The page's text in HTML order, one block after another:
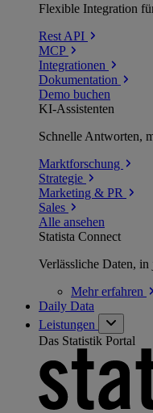
Flexible Integration
Rest API
MCP
Integrationen
Dokumentation
Demo buchen
KI-Assistenten
Schnelle Antworten,
Marktforschung
Strategie
Marketing & PR
Sales
Alle ansehen
Statista Connect
Verlässliche Daten,
Mehrerfahren
Daily Data
Leistungen
Das Statistik Portal